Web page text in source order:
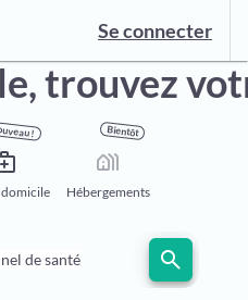
Se connecter
trouvez
!
domicile
Bientôt
holiday_village
Hébergements
de santé search